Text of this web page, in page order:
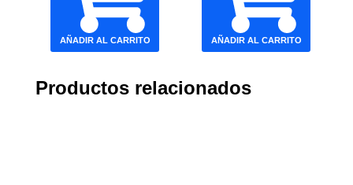
AÑADIR AL CARRITO AÑADIR AL CARRITO
Productos relacionados